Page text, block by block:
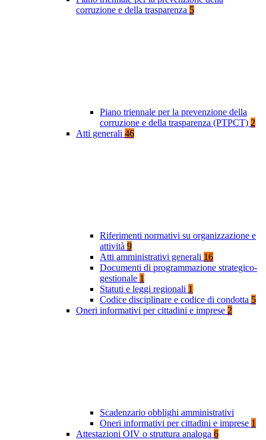
corruzione e della trasparenza 5
Piano triennale per la prevenzione della
corruzione e della trasparenza (PTPCT) 2
Atti generali 46
Riferimenti normativi su organizzazione e
attività 9
Atti amministrativi generali 16
Documenti di programmazione strategico-
gestionale 1
Statuti e leggi regionali 1
Codice disciplinare e codice di condotta 5
Oneri informativi per cittadini e imprese 2
Scadenzario obblighi amministrativi
Oneri informativi per cittadini e imprese 1
Attestazioni OIV o struttura analoga 6